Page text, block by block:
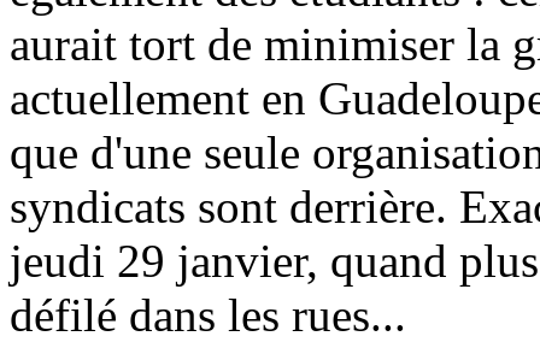
aurait tort de minimiser la
actuellement en
que d'une seule
syndicats sont derrière.
jeudi 29 janvier, quand
défilé dans les rues...